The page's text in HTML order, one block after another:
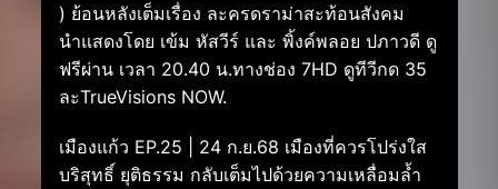
) ย้อนหลังเต็มเรื่อง ละครดราม่าสะท้อนสังคม
นำแสดงโดย เข้ม หัสวีร์ และ พิ้งค์พลอย ปภาวดี ดู
ฟรีผ่าน เวลา 20.40 น.ทางช่อง 7HD ดูทีวีกด 35
ละTrueVisions NOW.
เมืองแก้ว EP.25 | 24 ก.ย.68 เมืองที่ควรโปร่งใส
บริสุทธิ์ ยุติธรรม กลับเต็มไปด้วยความเหลื่อมล้ำ